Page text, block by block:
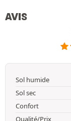
AVIS
Sol humide
Sol sec
Confort
Qualité/Prix